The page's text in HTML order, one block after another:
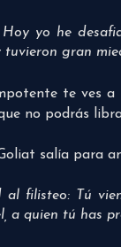
Hoy yo he
gran
te ves
no podrás
salía para
al filisteo: Tú
a quien tú has